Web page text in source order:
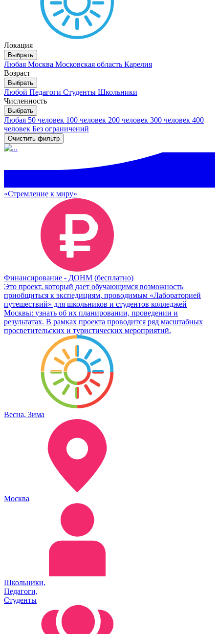
Локация
Выбрать
Любая Москва Московская область Карелия
Возраст
Выбрать
Любой Педагоги Студенты Школьники
Численность
Выбрать
Любая 50 человек 100 человек 200 человек 300 человек 400
человек Без ограничений
Очистить фильтр
«Стремление к миру»
Финансирование - ДОНМ (бесплатно)
Это проект, который дает обучающимся возможность
приобщиться к экспедициям, проводимым «Лабораторией
путешествий» для школьников и студентов колледжей
Москвы: узнать об их планировании, проведении и
результатах. В рамках проекта проводится ряд масштабных
просветительских и туристических мероприятий.
Весна, Зима
Москва
Школьники,
Педагоги,
Студенты